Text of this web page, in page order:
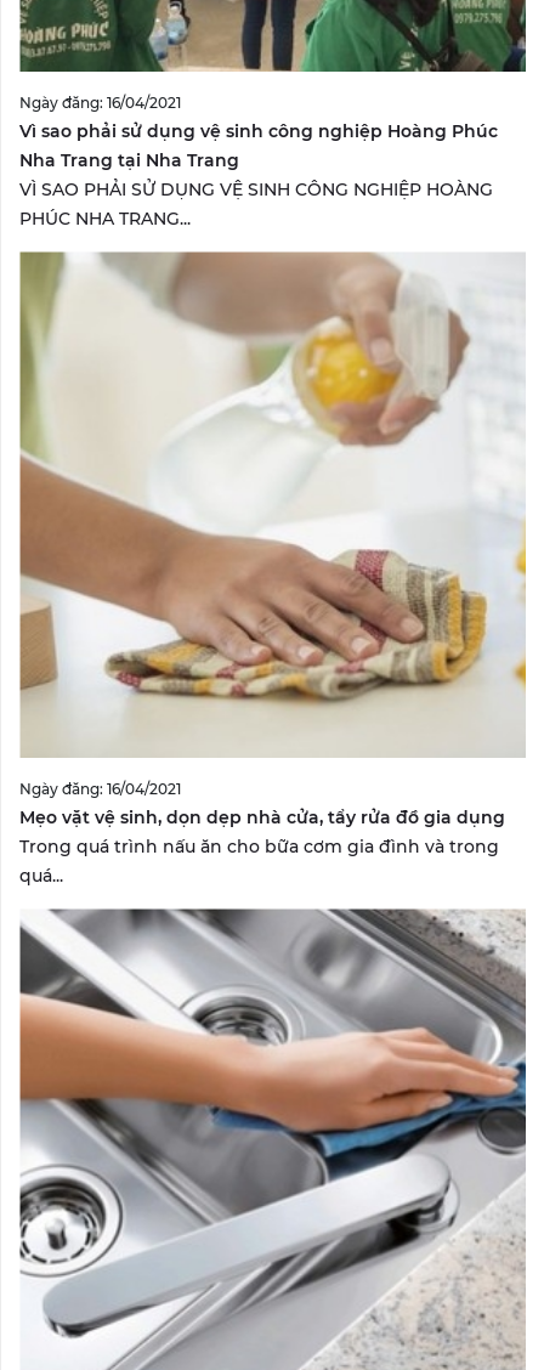
Ngày đăng: 16/04/2021
Vì sao phải sử dụng vệ sinh công nghiệp Hoàng Phúc
Nha Trang tại Nha Trang
VÌ SAO PHẢI SỬ DỤNG VỆ SINH CÔNG NGHIỆP HOÀNG
PHÚC NHA TRANG...
Ngày đăng: 16/04/2021
Mẹo vặt vệ sinh, dọn dẹp nhà cửa, tẩy rửa đồ gia dụng
Trong quá trình nấu ăn cho bữa cơm gia đình và trong
quá...